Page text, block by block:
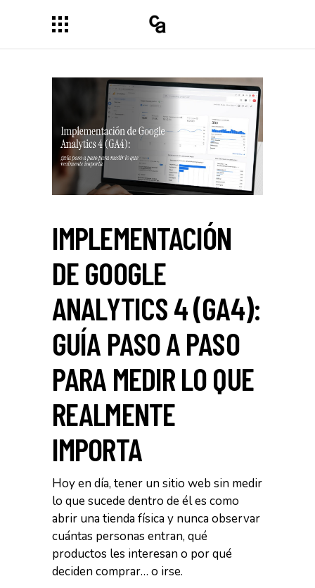
IMPLEMENTACIÓN
DE GOOGLE
ANALYTICS 4 (GA4):
GUÍA PASO A PASO
PARA MEDIR LO QUE
REALMENTE
IMPORTA
Hoy en día, tener un sitio web sin medir
lo que sucede dentro de él es como
abrir una tienda física y nunca observar
cuántas personas entran, qué
productos les interesan o por qué
deciden comprar… o irse.